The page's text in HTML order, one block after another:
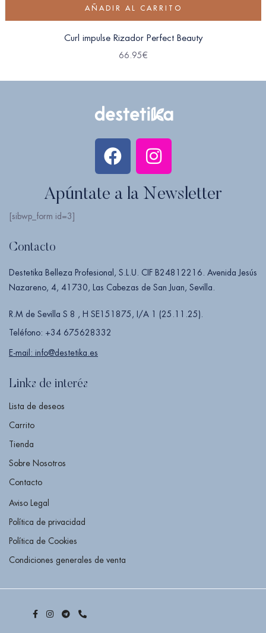
AÑADIR AL CARRITO
Curl impulse Rizador Perfect Beauty
66.95€
Apúntate a la Newsletter
[sibwp_form id=3]
Contacto
Destetika Belleza Profesional, S.L.U. CIF B24812216. Avenida Jesús
Nazareno, 4, 41730, Las Cabezas de San Juan, Sevilla.
R.M de Sevilla S 8 , H SE151875, I/A 1 (25.11.25).
Teléfono: +34 675628332
E-mail: info@destetika.es
Links de interés
Lista de deseos
Carrito
Tienda
Sobre Nosotros
Contacto
Aviso Legal
Política de privacidad
Política de Cookies
Condiciones generales de venta